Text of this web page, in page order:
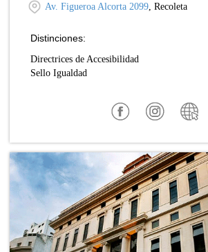
Av. Figueroa Alcorta 2099, Recoleta
Distinciones:
Directrices de Accesibilidad
Sello Igualdad